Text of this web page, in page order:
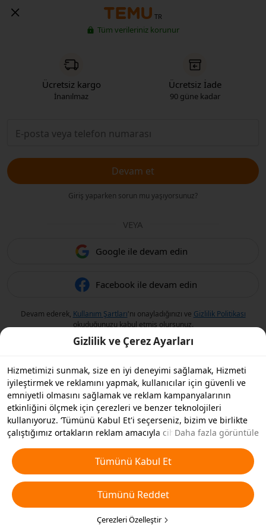
TR
Tüm verileriniz korunur
Ücretsiz kargo
İnanılmaz
Ücretsiz İade
90 güne kadar
Devam et
Giriş yaparken sorun mu yaşıyorsunuz?
VEYA
Google ile devam edin
Facebook ile devam edin
Devam ederek, Kullanım Şartları'nı onayladığınızı ve Gizlilik Politikası
okuduğunuzu kabul etmiş olursunuz.
Gizlilik ve Çerez Ayarları
Hizmetimizi sunmak, size en iyi deneyimi sağlamak, Hizmeti
iyileştirmek ve reklamını yapmak, kullanıcılar için güvenli ve
emniyetli olmasını sağlamak ve reklam kampanyalarının
etkinliğini ölçmek için çerezleri ve benzer teknolojileri
kullanıyoruz. ‘Tümünü Kabul Et'i seçerseniz, bizim ve birlikte
çalıştığımız ortakların reklam amacıyla cihazınızda çerezleri ve
Ayrıca, temel olmayan çerezlerin ’Tümünü Reddedebilir' veya
aşağıdaki ’Çerezleri Özelleştir'i tıklayarak veya gizlilik
ayarlarınızda istediğiniz zaman hangi çerez türlerini kabul
etmek veya devre dışı bırakmak istediğinizi seçebilirsiniz. Daha
fazla detay içinÇerezler ve Benzer Teknolojiler Politikamıza
Daha fazla görüntüle
Tümünü Kabul Et
Tümünü Reddet
Çerezleri Özelleştir